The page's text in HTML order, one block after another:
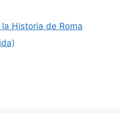
Historia de Roma